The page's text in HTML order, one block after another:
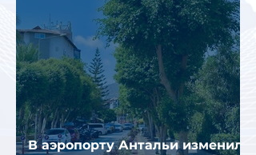
В аэропорту Антальи изменили